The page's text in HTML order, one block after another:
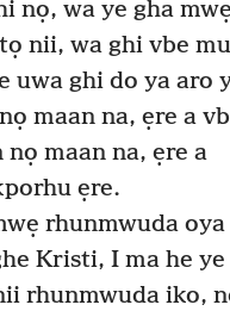
nọ, wa ye gha mwẹ
nii, wa ghi vbe
uwa ghi do ya aro
maan na, ẹre a
maan na, ẹre a
ẹre.
rhunmwuda oya
Kristi, I ma he
rhunmwuda iko,